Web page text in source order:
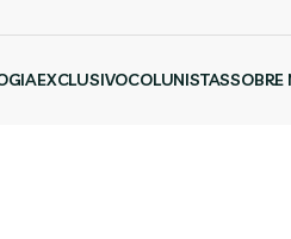
EXCLUSIVOCOLUNISTASSOBRE